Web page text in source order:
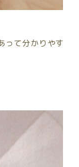
って分かりやす